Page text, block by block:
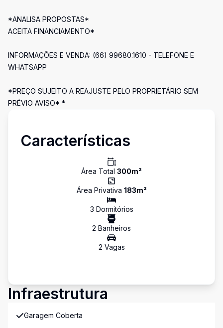
*ANALISA PROPOSTAS*
ACEITA FINANCIAMENTO*
INFORMAÇÕES E VENDA: (66) 99680.1610 - TELEFONE E
WHATSAPP
*PREÇO SUJEITO A REAJUSTE PELO PROPRIETÁRIO SEM
PRÉVIO AVISO* *
Características
Área Total 300m²
Área Privativa 183m²
3 Dormitórios
2 Banheiros
2 Vagas
Infraestrutura
Garagem Coberta